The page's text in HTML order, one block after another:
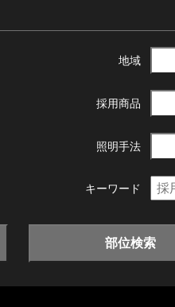
地域
採用商品
照明手法
キーワード
部位検索